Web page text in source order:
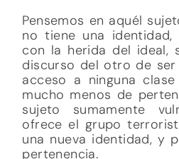
Pensemos en aquél
no tiene una
con la herida del ideal,
discurso del otro de ser
acceso a ninguna
mucho menos de
sujeto sumamente
ofrece el grupo
una nueva identidad, y
pertenencia.